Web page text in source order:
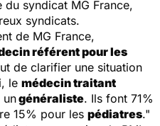
syndicat MG France,
syndicats.
de MG France,
référent pour les
de clarifier une situation
le médecin traitant
ungénéraliste. Ils font 71%
15% pour les pédiatres."